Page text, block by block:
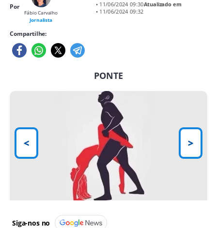
Por
Fábio Carvalho
Jornalista
• 11/06/2024 09:30Atualizado em
• 11/06/2024 09:32
Compartilhe:
PONTE
< >
Siga-nos no